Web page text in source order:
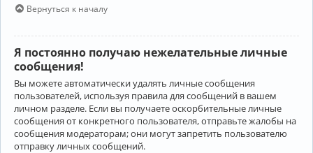
Вернуться к началу
Я постоянно получаю нежелательные личные
сообщения!
Вы можете автоматически удалять личные сообщения
пользователей, используя правила для сообщений в вашем
личном разделе. Если вы получаете оскорбительные личные
сообщения от конкретного пользователя, отправьте жалобы на
сообщения модераторам; они могут запретить пользователю
отправку личных сообщений.